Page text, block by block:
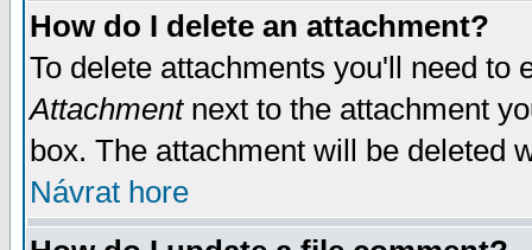
How do I delete an attachment?
To delete attachments you'll need
Attachmentnext to the attachment
box. The attachment will be deleted
Návrat hore